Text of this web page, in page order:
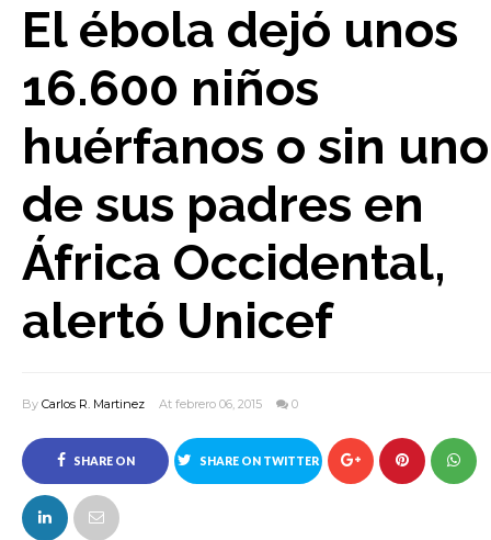
El ébola dejó unos
16.600 niños
huérfanos o sin uno
de sus padres en
África Occidental,
alertó Unicef
By Carlos R. Martinez At febrero 06, 2015 0
SHARE ON
FACEBOOK
SHARE ON TWITTER